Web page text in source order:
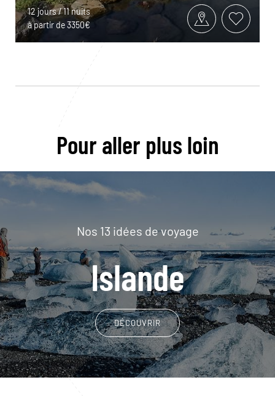
12 jours / 11 nuits
à partir de 3350€
Pour aller plus loin
Nos 13 idées de voyage
Islande
DÉCOUVRIR